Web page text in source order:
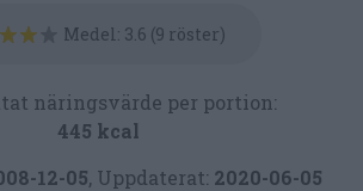
Medel: 3.6 (9 röster)
näringsvärde per portion:
445 kcal
12-05, Uppdaterat: 2020-06-05